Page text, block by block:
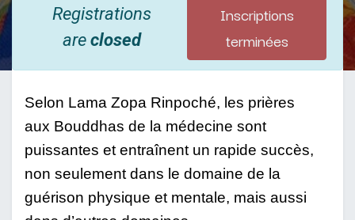
Registrations
areclosed
Inscriptions
terminées
Selon Lama Zopa Rinpoché, les prières
aux Bouddhas de la médecine sont
puissantes et entraînent un rapide succès,
non seulement dans le domaine de la
guérison physique et mentale, mais aussi